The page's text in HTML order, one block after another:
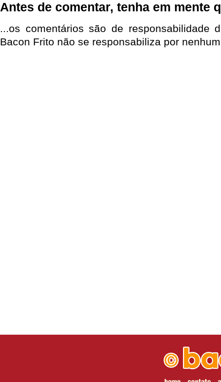
Antes de comentar, tenha em mente
...os comentários são de responsabilidade
Bacon Frito não se responsabiliza por